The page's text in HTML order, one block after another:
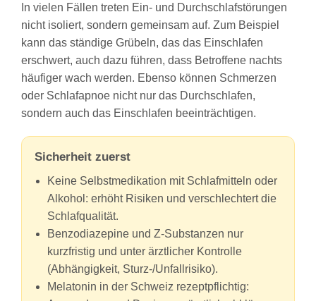
In vielen Fällen treten Ein- und Durchschlafstörungen
nicht isoliert, sondern gemeinsam auf. Zum Beispiel
kann das ständige Grübeln, das das Einschlafen
erschwert, auch dazu führen, dass Betroffene nachts
häufiger wach werden. Ebenso können Schmerzen
oder Schlafapnoe nicht nur das Durchschlafen,
sondern auch das Einschlafen beeinträchtigen.
Sicherheit zuerst
Keine Selbstmedikation mit Schlafmitteln oder
Alkohol: erhöht Risiken und verschlechtert die
Schlafqualität.
Benzodiazepine und Z‑Substanzen nur
kurzfristig und unter ärztlicher Kontrolle
(Abhängigkeit, Sturz‑/Unfallrisiko).
Melatonin in der Schweiz rezeptpflichtig: